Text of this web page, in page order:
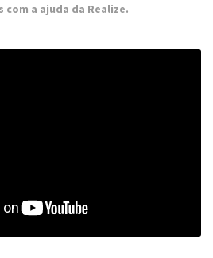
a ajuda da Realize.